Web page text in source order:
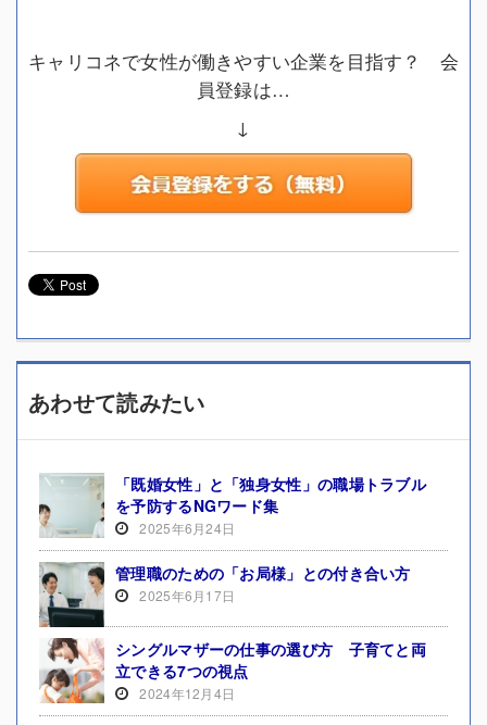
キャリコネで女性が働きやすい企業を目指す？ 会
員登録は…
↓
あわせて読みたい
「既婚女性」と「独身女性」の職場トラブル
を予防するNGワード集
2025年6月24日
管理職のための「お局様」との付き合い方
2025年6月17日
シングルマザーの仕事の選び方 子育てと両
立できる7つの視点
2024年12月4日